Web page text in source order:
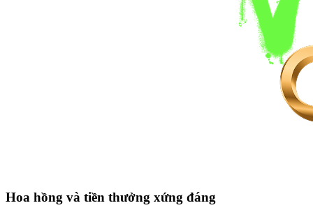
Hoa hồng và tiền thưởng xứng đáng